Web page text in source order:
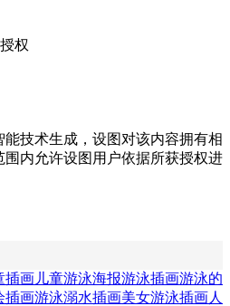
权
技术生成，设图对该内容拥有相
内允许设图用户依据所获授权进
插画 儿童游泳海报游泳插画游泳的
插画游泳溺水插画美女游泳插画人